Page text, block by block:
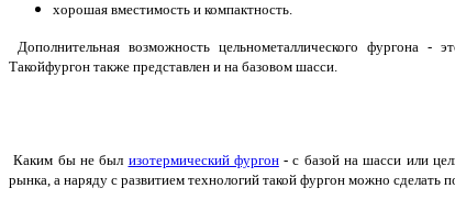
хорошая вместимость и компактность.
Дополнительная возможность цельнометаллического фургона
Такойфургон также представлен и на базовом шасси.
Каким бы не был изотермический фургон - с базой на шасси или
рынка, а наряду с развитием технологий такой фургон можно